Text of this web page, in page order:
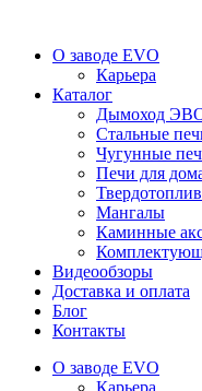
О заводе EVO
Карьера
Каталог
Дымоход
Стальные
Чугунные
Печи для
Мангалы
Каминные
Видеообзоры
Доставка и оплата
Блог
Контакты
О заводе EVO
Карьера